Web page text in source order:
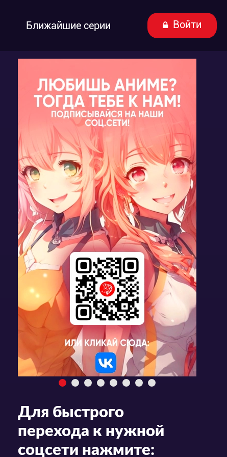
Ближайшие серии Войти
Для быстрого
перехода к нужной
соцсети нажмите: